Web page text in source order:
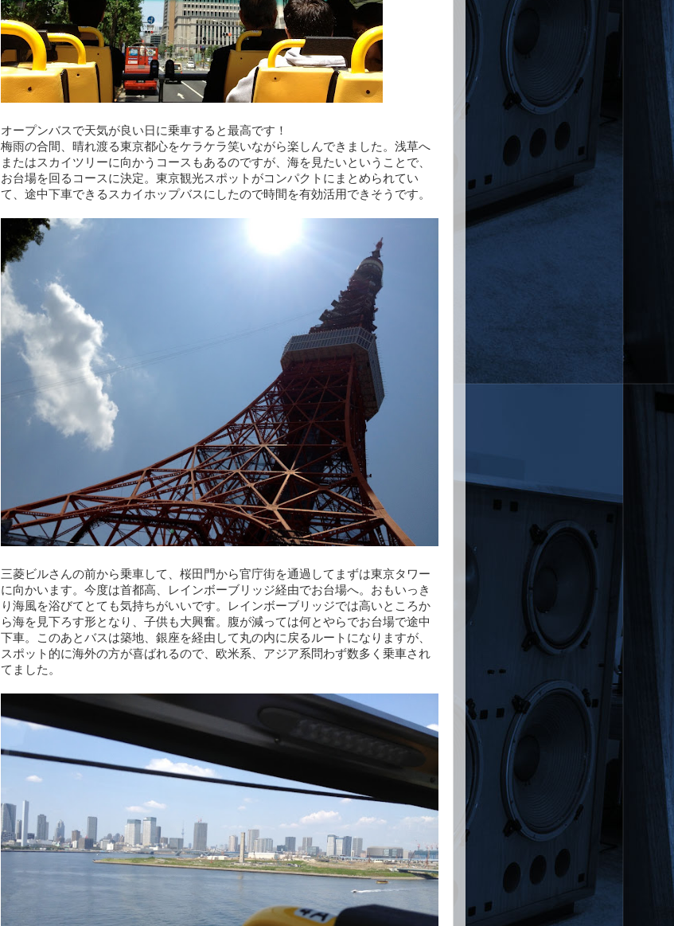
オープンバスで天気が良い日に乗車すると最高です！
梅雨の合間、晴れ渡る東京都心をケラケラ笑いながら楽しんできました。浅草へ
またはスカイツリーに向かうコースもあるのですが、海を見たいということで、
お台場を回るコースに決定。東京観光スポットがコンパクトにまとめられてい
て、途中下車できるスカイホップバスにしたので時間を有効活用できそうです。
三菱ビルさんの前から乗車して、桜田門から官庁街を通過してまずは東京タワー
に向かいます。今度は首都高、レインボーブリッジ経由でお台場へ。おもいっき
り海風を浴びてとても気持ちがいいです。レインボーブリッジでは高いところか
ら海を見下ろす形となり、子供も大興奮。腹が減っては何とやらでお台場で途中
下車。このあとバスは築地、銀座を経由して丸の内に戻るルートになりますが、
スポット的に海外の方が喜ばれるので、欧米系、アジア系問わず数多く乗車され
てました。